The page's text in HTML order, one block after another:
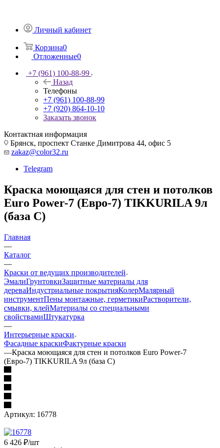
Личный кабинет
Корзина0
Отложенные0
+7 (961) 100-88-99
Назад
Телефоны
+7 (961) 100-88-99
+7 (920) 864-10-10
Заказать звонок
Контактная информация
Брянск, проспект Станке Димитрова 44, офис 5
zakaz@color32.ru
Telegram
Краска моющаяся для стен и потолков
Euro Power-7 (Евро-7) TIKKURILA 9л
(база С)
Главная
—
Каталог
—
Краски от ведущих производителей
ЭмалиГрунтовкиЗащитные материалы для
дереваИндустриальные покрытияКолерМалярный
инструментПены монтажные, герметикиРастворители,
смывки, клейМатериалы со специальными
свойствамиШтукатурка
—
Интерьерные краски
Фасадные краскиФактурные краски
—Краска моющаяся для стен и потолков Euro Power-7
(Евро-7) TIKKURILA 9л (база С)
Артикул: 16778
6 426 ₽/шт